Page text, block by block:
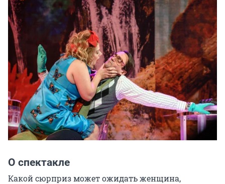
О спектакле
Какой сюрприз может ожидать женщина,